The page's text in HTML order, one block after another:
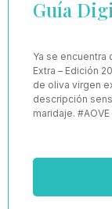
Guía
Ya se encuentra
Extra – Edición
de oliva virgen
descripción
maridaje.